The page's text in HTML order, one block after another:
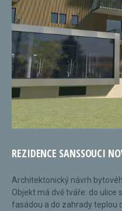
REZIDENCE SANSSOUCI
Architektonický návrh
Objekt má dvě tváře: do ulice
fasádou a do zahrady teplou